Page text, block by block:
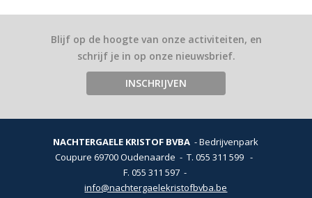
Blijf op de hoogte van onze activiteiten, en
schrijf je in op onze nieuwsbrief.
INSCHRIJVEN
NACHTERGAELE KRISTOF BVBA
Bedrijvenpark
Coupure 69700 Oudenaarde T. 055 311 599-
F. 055 311 597
info@nachtergaelekristofbvba.be